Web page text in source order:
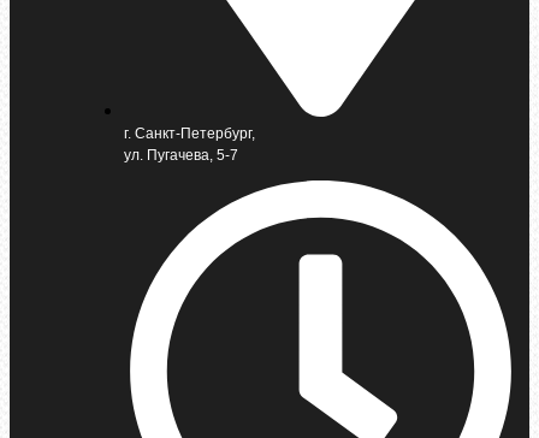
г. Санкт-Петербург,
ул. Пугачева, 5-7